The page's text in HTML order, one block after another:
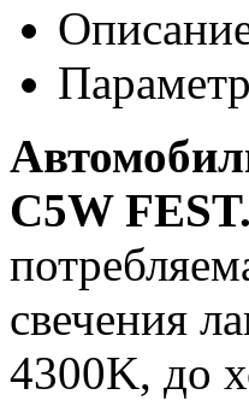
C5W FEST.
свечения
4300K, до